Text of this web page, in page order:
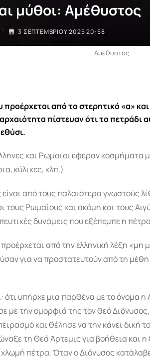
μύθοι: Αμέθυστος
3 ΣΕΠΤΕΜΒΡΊΟΥ 2025 20:58
Αμέθυστος
προέρχεται από το στερητικό «α»
πίστευαν ότι το πετράδι
και Ρωμαίοι έφεραν κοσμήματα
κύλικες, κλπ.)
από τους παλαιότερα γνωστούς
τους Ρωμαίους και ακόμη και τους
δυνάμεις που εξέπεμπε η
από την ελληνική λέξη
για να προστατευτούν από τη μέθη
ότι υπήρχε μια παρθένα με το όνομα
με την ομορφιά της τον θεό
και θέλησε να την κάνει δική
τη Θεά Άρτεμις για βοήθεια και
πέτρα. Όταν ο Διόνυσος